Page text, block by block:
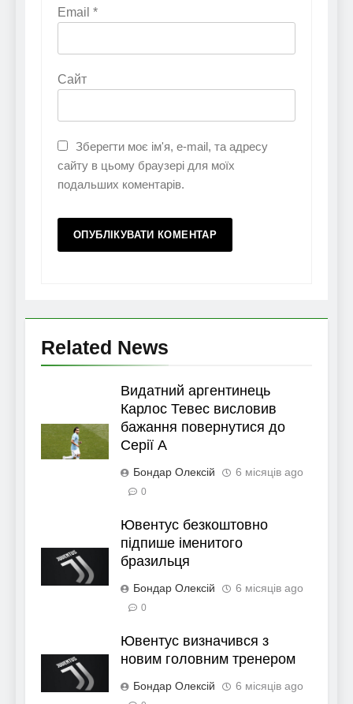
Email *
Сайт
Зберегти моє ім'я, e-mail, та адресу
сайту в цьому браузері для моїх
подальших коментарів.
Related News
Видатний аргентинець
Карлос Тевес висловив
бажання повернутися до
Серії А
Бондар Олексій 6 місяців ago
0
Ювентус безкоштовно
підпише іменитого
бразильця
Бондар Олексій 6 місяців ago
0
Ювентус визначився з
новим головним тренером
Бондар Олексій 6 місяців ago